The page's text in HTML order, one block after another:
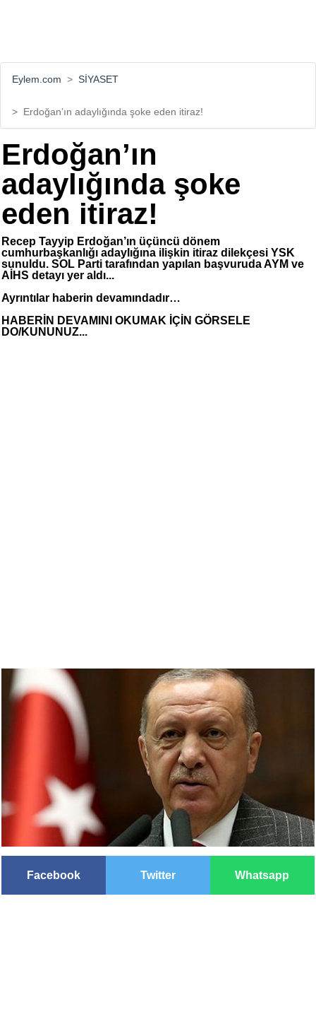
Eylem.com SİYASET
Erdoğan’ın adaylığında şoke eden itiraz!
Erdoğan’ın
adaylığında şoke
eden itiraz!
Recep Tayyip Erdoğan’ın üçüncü dönem
cumhurbaşkanlığı adaylığına ilişkin itiraz dilekçesi YSK
sunuldu. SOL Parti tarafından yapılan başvuruda AYM ve
AİHS detayı yer aldı...
Ayrıntılar haberin devamındadır…
HABERİN DEVAMINI OKUMAK İÇİN GÖRSELE
DO/KUNUNUZ...
Facebook Twitter Whatsapp